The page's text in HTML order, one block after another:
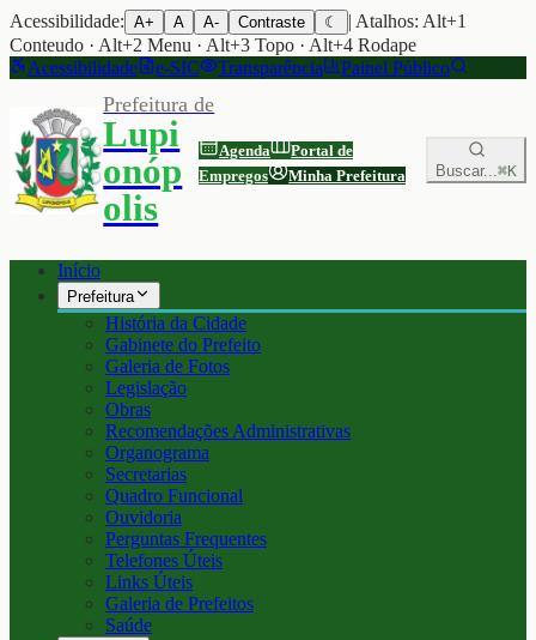
Acessibilidade: A+ A A- Contraste ☾
| Atalhos: Alt+1
Conteudo · Alt+2 Menu · Alt+3 Topo · Alt+4 Rodape
Acessibilidade
e-SIC Transparência Painel Público
Prefeitura de
Lupi
onóp
olis
Agenda
Portal de
Empregos
Minha Prefeitura Buscar...⌘K
Início
Prefeitura
História da Cidade
Gabinete do Prefeito
Galeria de Fotos
Legislação
Obras
Recomendações Administrativas
Organograma
Secretarias
Quadro Funcional
Ouvidoria
Perguntas Frequentes
Telefones Úteis
Links Úteis
Galeria de Prefeitos
Saúde